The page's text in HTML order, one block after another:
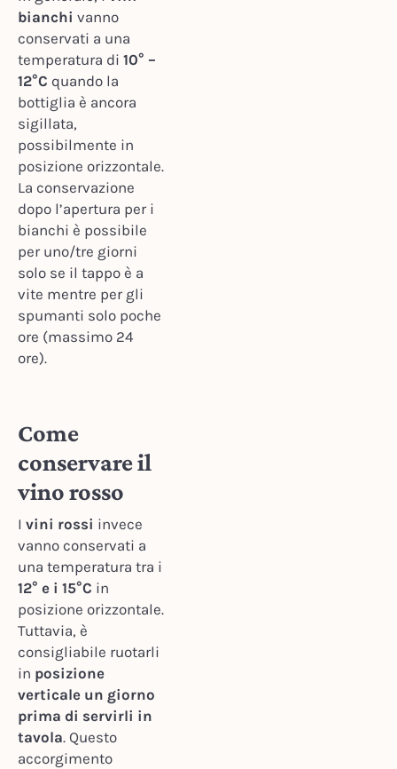
bianchi vanno
conservati a una
temperatura di 10° –
12°C quando la
bottiglia è ancora
sigillata,
possibilmente in
posizione orizzontale.
La conservazione
dopo l’apertura per i
bianchi è possibile
per uno/tre giorni
solo se il tappo è a
vite mentre per gli
spumanti solo poche
ore (massimo 24
ore).
Come
conservare il
vino rosso
I vini rossi invece
vanno conservati a
una temperatura tra i
12° e i 15°C in
posizione orizzontale.
Tuttavia, è
consigliabile ruotarli
in posizione
verticale un giorno
prima di servirli in
tavola. Questo
accorgimento